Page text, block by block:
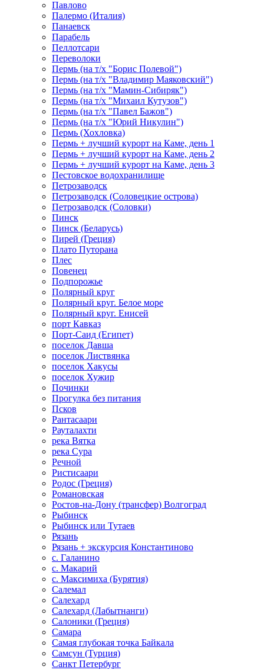
Павлово
Палермо (Италия)
Панаевск
Парабель
Пеллотсари
Переволоки
Пермь (на т/х "Борис Полевой")
Пермь (на т/х "Владимир Маяковский")
Пермь (на т/х "Мамин-Сибиряк")
Пермь (на т/х "Михаил Кутузов")
Пермь (на т/х "Павел Бажов")
Пермь (на т/х "Юрий Никулин")
Пермь (Хохловка)
Пермь + лучший курорт на Каме, день 1
Пермь + лучший курорт на Каме, день 2
Пермь + лучший курорт на Каме, день 3
Пестовское водохранилище
Петрозаводск
Петрозаводск (Соловецкие острова)
Петрозаводск (Соловки)
Пинск
Пинск (Беларусь)
Пирей (Греция)
Плато Путорана
Плес
Повенец
Подпорожье
Полярный круг
Полярный круг. Белое море
Полярный круг. Енисей
порт Кавказ
Порт-Саид (Египет)
поселок Давша
поселок Листвянка
поселок Хакусы
поселок Хужир
Починки
Прогулка без питания
Псков
Рантасаари
Рауталахти
река Вятка
река Сура
Речной
Ристисаари
Родос (Греция)
Романовская
Ростов-на-Дону (трансфер) Волгоград
Рыбинск
Рыбинск или Тутаев
Рязань
Рязань + экскурсия Константиново
с. Галанино
с. Макарий
с. Максимиха (Бурятия)
Салемал
Салехард
Салехард (Лабытнанги)
Салоники (Греция)
Самара
Самая глубокая точка Байкала
Самсун (Турция)
Санкт Петербург